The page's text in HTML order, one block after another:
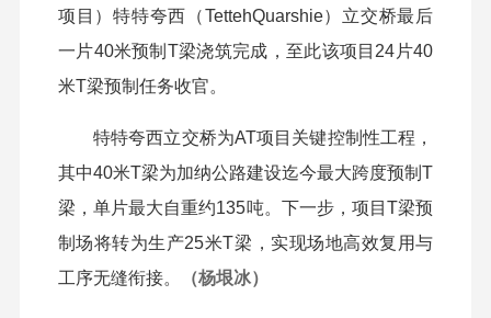
项目）特特夸西（TettehQuarshie）立交桥最后
一片40米预制T梁浇筑完成，至此该项目24片40
米T梁预制任务收官。
特特夸西立交桥为AT项目关键控制性工程，
其中40米T梁为加纳公路建设迄今最大跨度预制T
梁，单片最大自重约135吨。下一步，项目T梁预
制场将转为生产25米T梁，实现场地高效复用与
工序无缝衔接。
（杨垠冰）